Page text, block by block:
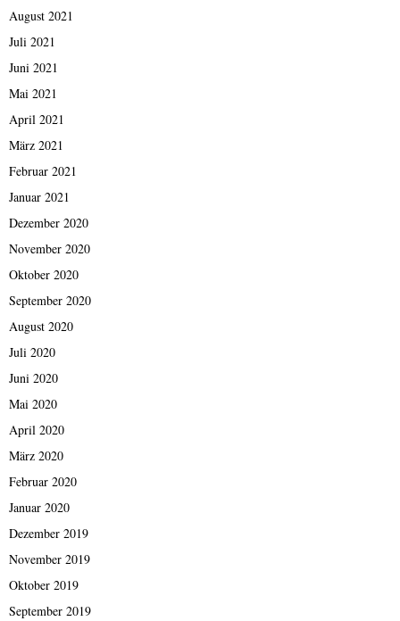
August 2021
Juli 2021
Juni 2021
Mai 2021
April 2021
März 2021
Februar 2021
Januar 2021
Dezember 2020
November 2020
Oktober 2020
September 2020
August 2020
Juli 2020
Juni 2020
Mai 2020
April 2020
März 2020
Februar 2020
Januar 2020
Dezember 2019
November 2019
Oktober 2019
September 2019